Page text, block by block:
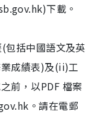
下載。
包括中國語文及英
成績表)及(ii)工
前，以PDF 檔案
。請在電郵